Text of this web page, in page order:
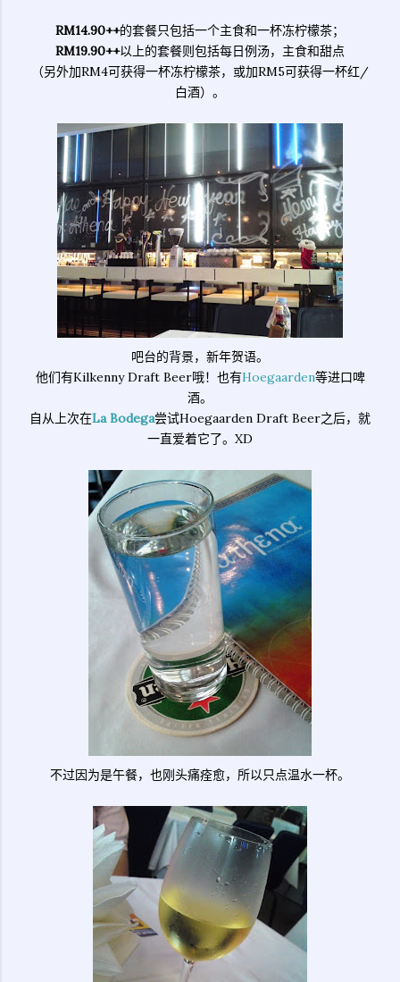
RM14.90++的套餐只包括一个主食和一杯冻柠檬茶；
RM19.90++以上的套餐则包括每日例汤，主食和甜点
（另外加RM4可获得一杯冻柠檬茶，或加RM5可获得一杯红/
白酒）。
吧台的背景，新年贺语。
他们有Kilkenny Draft Beer哦！也有Hoegaarden等进口啤
酒。
自从上次在La Bodega尝试Hoegaarden Draft Beer之后，就
一直爱着它了。XD
不过因为是午餐，也刚头痛痊愈，所以只点温水一杯。